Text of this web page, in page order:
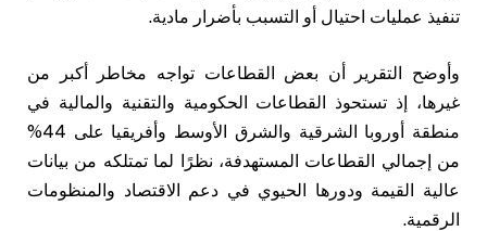
تنفيذ عمليات احتيال أو التسبب بأضرار مادية.
وأوضح التقرير أن بعض القطاعات تواجه مخاطر أكبر من
غيرها، إذ تستحوذ القطاعات الحكومية والتقنية والمالية في
منطقة أوروبا الشرقية والشرق الأوسط وأفريقيا على 44%
من إجمالي القطاعات المستهدفة، نظرًا لما تمتلكه من بيانات
عالية القيمة ودورها الحيوي في دعم الاقتصاد والمنظومات
الرقمية.